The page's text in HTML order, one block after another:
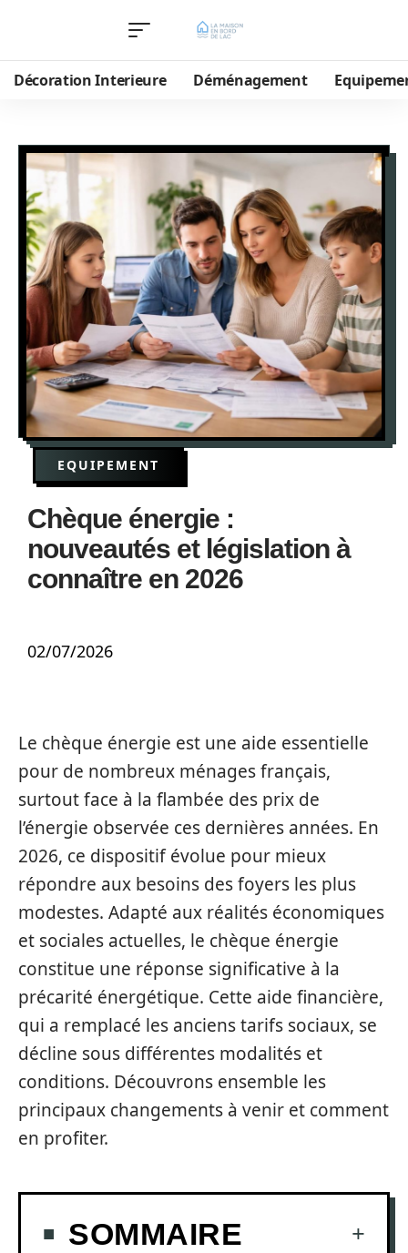
Décoration Interieure Déménagement
EQUIPEMENT
Chèque énergie :
nouveautés et législation à
connaître en 2026
02/07/2026
Le chèque énergie est une aide essentielle
pour de nombreux ménages français,
surtout face à la flambée des prix de
l’énergie observée ces dernières années. En
2026, ce dispositif évolue pour mieux
répondre aux besoins des foyers les plus
modestes. Adapté aux réalités économiques
et sociales actuelles, le chèque énergie
constitue une réponse significative à la
précarité énergétique. Cette aide financière,
qui a remplacé les anciens tarifs sociaux, se
décline sous différentes modalités et
conditions. Découvrons ensemble les
principaux changements à venir et comment
en profiter.
SOMMAIRE